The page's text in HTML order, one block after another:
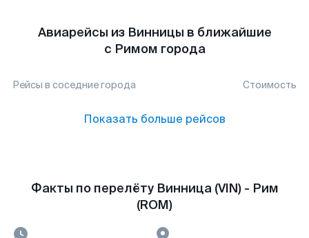
Авиарейсы из Винницы в ближайшие
с Римом города
Рейсы в соседние города Стоимость
Показать больше рейсов
Факты по перелёту Винница (VIN) - Рим
(ROM)